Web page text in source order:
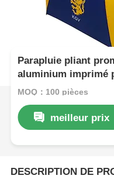
Parapluie pliant
aluminium imprimé
pouces pour la
MOQ：100 pièces
meilleur prix
DESCRIPTION DE